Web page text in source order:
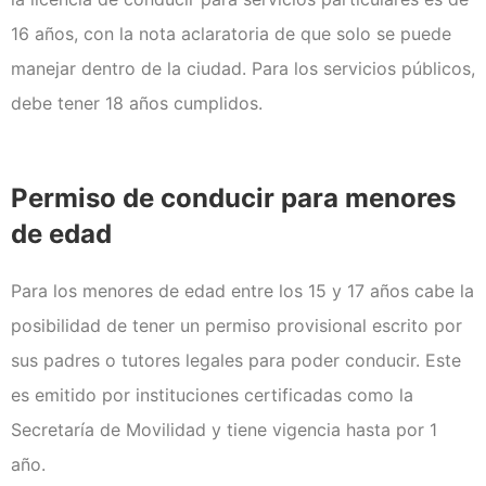
16 años, con la nota aclaratoria de que solo se puede
manejar dentro de la ciudad. Para los servicios públicos,
debe tener 18 años cumplidos.
Permiso de conducir para menores
de edad
Para los menores de edad entre los 15 y 17 años cabe la
posibilidad de tener un permiso provisional escrito por
sus padres o tutores legales para poder conducir. Este
es emitido por instituciones certificadas como la
Secretaría de Movilidad y tiene vigencia hasta por 1
año.